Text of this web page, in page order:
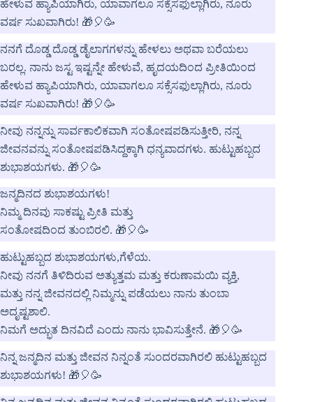
ಹೇಳುವ ಹ್ಯಾಪಿಯಾಗಿರು, ಯಾವಾಗಲೂ ಸಕ್ಸೆಸಫುಲ್ಲಾಗಿರು, ನೂರು
ವರ್ಷ ಸುಖವಾಗಿರು! 🎁🎈🥳
ನನಗೆ ದೊಡ್ಡ ದೊಡ್ಡ ಡೈಲಾಗಗಳನ್ನು ಹೇಳಲು ಅಥವಾ ಬರೆಯಲು
ಬರಲ್ಲ. ನಾನು ಜಸ್ಟ ಇಷ್ಟನ್ನೇ ಹೇಳುವೆ, ಹೃದಯದಿಂದ ಪ್ರೀತಿಯಿಂದ
ಹೇಳುವ ಹ್ಯಾಪಿಯಾಗಿರು, ಯಾವಾಗಲೂ ಸಕ್ಸೆಸಫುಲ್ಲಾಗಿರು, ನೂರು
ವರ್ಷ ಸುಖವಾಗಿರು! 🎁🎈🥳
ನೀವು ನನ್ನನ್ನು ಸಾರ್ವಕಾಲಿಕವಾಗಿ ಸಂತೋಷಪಡಿಸುತ್ತೀರಿ, ನನ್ನ
ಜೀವನವನ್ನು ಸಂತೋಷಪಡಿಸಿದ್ದಕ್ಕಾಗಿ ಧನ್ಯವಾದಗಳು. ಹುಟ್ಟುಹಬ್ಬದ
ಶುಭಾಶಯಗಳು. 🎁🎈🥳
ಜನ್ಮದಿನದ ಶುಭಾಶಯಗಳು!
ನಿಮ್ಮ ದಿನವು ಸಾಕಷ್ಟು ಪ್ರೀತಿ ಮತ್ತು
ಸಂತೋಷದಿಂದ ತುಂಬಿರಲಿ. 🎁🎈🥳
ಹುಟ್ಟುಹಬ್ಬದ ಶುಭಾಶಯಗಳು,ಗೆಳೆಯ.
ನೀವು ನನಗೆ ತಿಳಿದಿರುವ ಅತ್ಯುತ್ತಮ ಮತ್ತು ಕರುಣಾಮಯಿ ವ್ಯಕ್ತಿ,
ಮತ್ತು ನನ್ನ ಜೀವನದಲ್ಲಿ ನಿಮ್ಮನ್ನು ಪಡೆಯಲು ನಾನು ತುಂಬಾ
ಅದೃಷ್ಟಶಾಲಿ.
ನಿಮಗೆ ಅದ್ಭುತ ದಿನವಿದೆ ಎಂದು ನಾನು ಭಾವಿಸುತ್ತೇನೆ. 🎁🎈🥳
ನಿನ್ನ ಜನ್ಮದಿನ ಮತ್ತು ಜೀವನ ನಿನ್ನಂತೆ ಸುಂದರವಾಗಿರಲಿ ಹುಟ್ಟುಹಬ್ಬದ
ಶುಭಾಶಯಗಳು! 🎁🎈🥳